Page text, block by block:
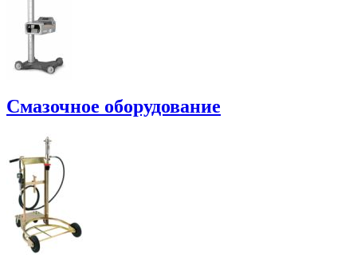
Смазочное оборудование